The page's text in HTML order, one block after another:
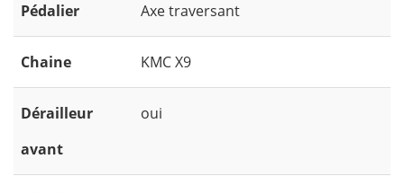
Pédalier Axe traversant
Chaine KMC X9
Dérailleur
avant
oui